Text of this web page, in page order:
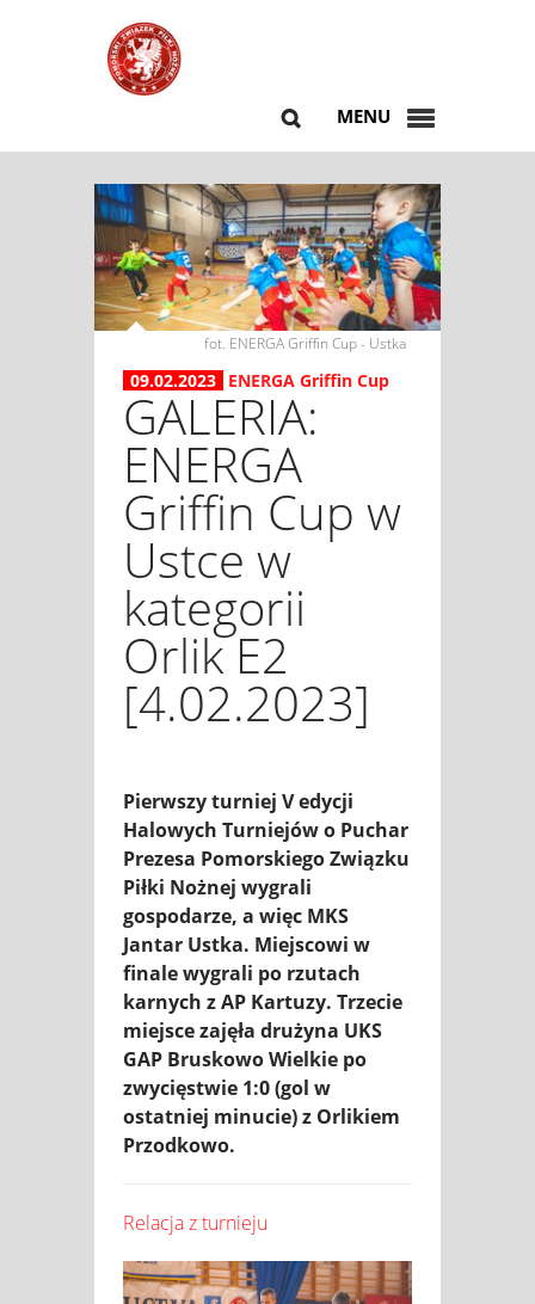
MENU
fot. ENERGA Griffin Cup - Ustka
09.02.2023 ENERGA Griffin Cup
GALERIA:
ENERGA
Griffin Cup w
Ustce w
kategorii
Orlik E2
[4.02.2023]
Pierwszy turniej V edycji
Halowych Turniejów o Puchar
Prezesa Pomorskiego Związku
Piłki Nożnej wygrali
gospodarze, a więc MKS
Jantar Ustka. Miejscowi w
finale wygrali po rzutach
karnych z AP Kartuzy. Trzecie
miejsce zajęła drużyna UKS
GAP Bruskowo Wielkie po
zwycięstwie 1:0 (gol w
ostatniej minucie) z Orlikiem
Przodkowo.
Relacja z turnieju